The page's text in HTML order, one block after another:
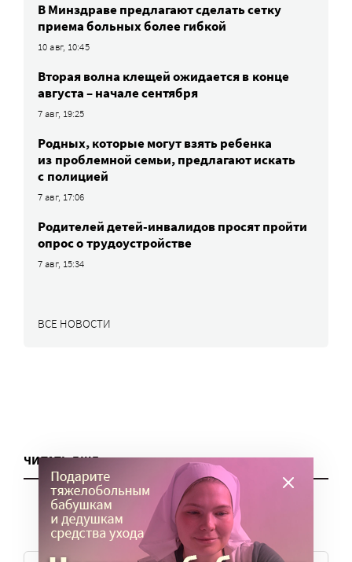
В Минздраве предлагают сделать сетку
приема больных более гибкой
10 авг, 10:45
Вторая волна клещей ожидается в конце
августа – начале сентября
7 авг, 19:25
Родных, которые могут взять ребенка
из проблемной семьи, предлагают искать
с полицией
7 авг, 17:06
Родителей детей-инвалидов просят пройти
опрос о трудоустройстве
7 авг, 15:34
ВСЕ НОВОСТИ
ЧИТАТЬ ЕЩЕ